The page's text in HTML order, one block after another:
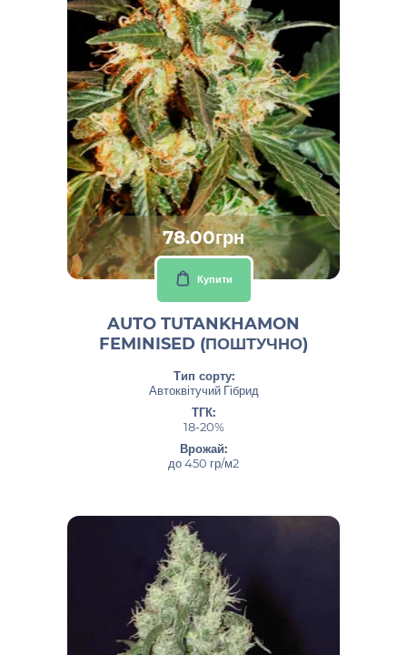
78.00грн
Купити
AUTO TUTANKHAMON
FEMINISED (ПОШТУЧНО)
Тип сорту:
Автоквітучий Гібрид
ТГК:
18-20%
Врожай:
до 450 гр/м2